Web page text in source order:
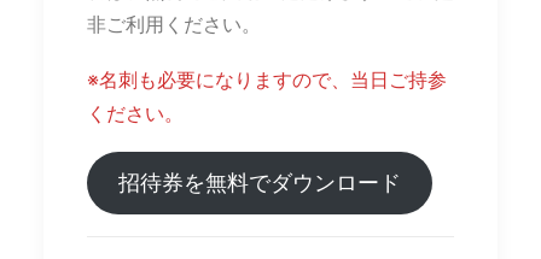
非ご利用ください。
※名刺も必要になりますので、当日ご持参
ください。
招待券を無料でダウンロード